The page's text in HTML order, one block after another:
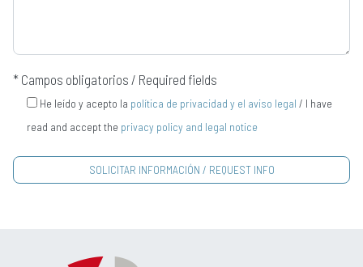
* Campos obligatorios / Required fields
He leído y acepto la política de privacidad y el aviso legal / I have
read and accept the privacy policy and legal notice